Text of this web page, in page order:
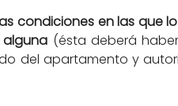
condiciones en las que
(ésta deberá
del apartamento y